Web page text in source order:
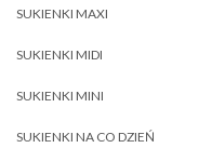
SUKIENKI MAXI
SUKIENKI MIDI
SUKIENKI MINI
SUKIENKI NA CO DZIEŃ